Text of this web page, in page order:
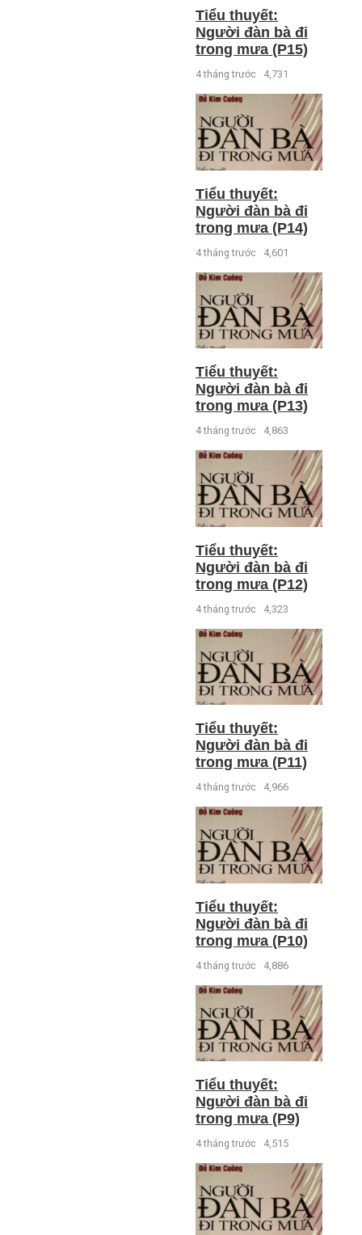
Tiểu thuyết:
Người đàn bà đi
trong mưa (P15)
4 tháng trước 4,731
Tiểu thuyết:
Người đàn bà đi
trong mưa (P14)
4 tháng trước 4,601
Tiểu thuyết:
Người đàn bà đi
trong mưa (P13)
4 tháng trước 4,863
Tiểu thuyết:
Người đàn bà đi
trong mưa (P12)
4 tháng trước 4,323
Tiểu thuyết:
Người đàn bà đi
trong mưa (P11)
4 tháng trước 4,966
Tiểu thuyết:
Người đàn bà đi
trong mưa (P10)
4 tháng trước 4,886
Tiểu thuyết:
Người đàn bà đi
trong mưa (P9)
4 tháng trước 4,515